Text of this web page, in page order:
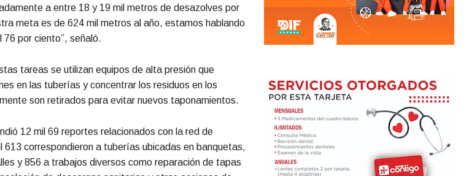
a entre 18 y 19 mil metros de desazolves por
meta es de 624 mil metros al año, estamos hablando
por ciento”, señaló.
tareas se utilizan equipos de alta presión que
en las tuberías y concentrar los residuos en los
son retirados para evitar nuevos taponamientos.
12 mil 69 reportes relacionados con la red de
correspondieron a tuberías ubicadas en banquetas,
y 856 a trabajos diversos como reparación de tapas